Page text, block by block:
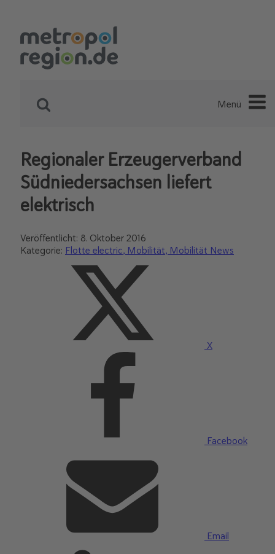
Menü
Regionaler Erzeugerverband
Südniedersachsen liefert
elektrisch
Veröffentlicht: 8. Oktober 2016
Kategorie: Flotte electric Mobilität Mobilität News
X
Facebook
Email